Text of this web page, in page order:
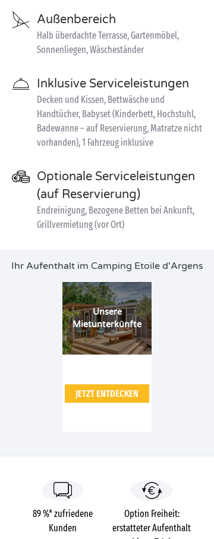
Außenbereich
Halb überdachte Terrasse, Gartenmöbel,
Sonnenliegen, Wäscheständer
Inklusive Serviceleistungen
Decken und Kissen, Bettwäsche und
Handtücher, Babyset (Kinderbett, Hochstuhl,
Badewanne – auf Reservierung, Matratze nicht
vorhanden), 1 Fahrzeug inklusive
Optionale Serviceleistungen
(auf Reservierung)
Endreinigung, Bezogene Betten bei Ankunft,
Grillvermietung (vor Ort)
Ihr Aufenthalt im Camping Etoile d'Argens
Unsere
Mietunterkünfte
JETZT ENTDECKEN
89 %* zufriedene
Kunden
Option Freiheit:
erstatteter Aufenthalt